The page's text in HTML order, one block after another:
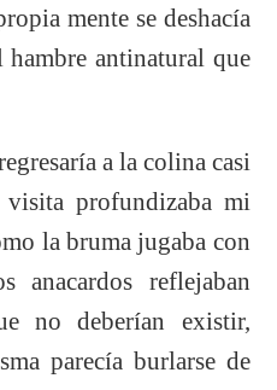
mente se deshacía
antinatural que
a la colina casi
profundizaba mi
la bruma jugaba con
anacardos reflejaban
no deberían existir,
parecía burlarse de